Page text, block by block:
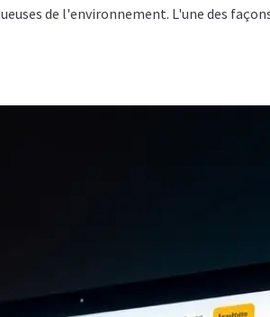
de l'environnement. L'une des